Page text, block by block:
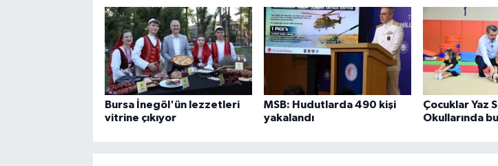
Bursa İnegöl'ün lezzetleri
vitrine çıkıyor
MSB: Hudutlarda 490 kişi
yakalandı
Çocuklar Yaz
Okullarında